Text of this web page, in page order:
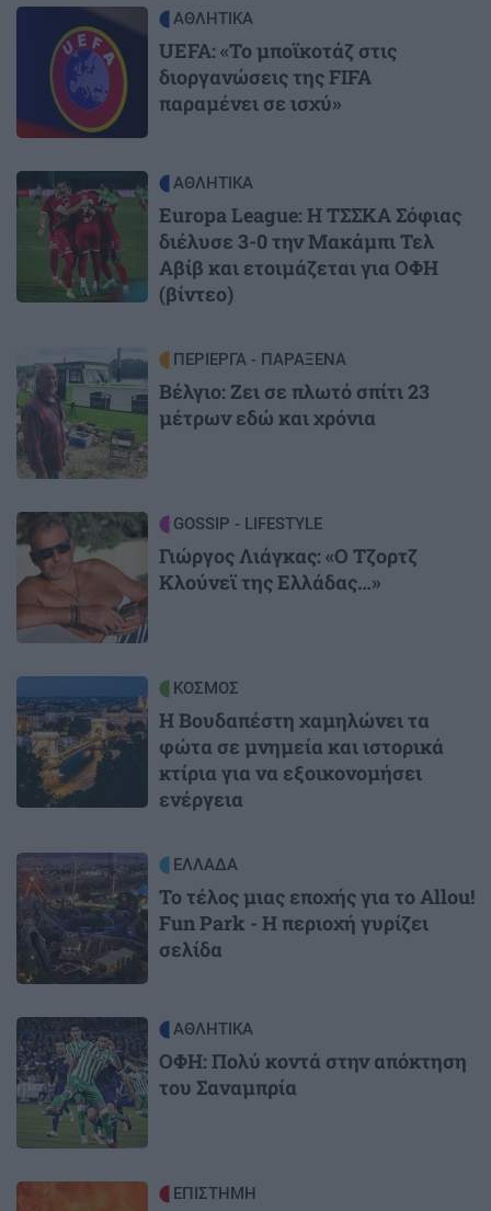
ΑΘΛΗΤΙΚΑ
UEFA: «Το μποϊκοτάζ στις
διοργανώσεις της FIFA
παραμένει σε ισχύ»
Image ΑΘΛΗΤΙΚΑ
Europa League: Η ΤΣΣΚΑ Σόφιας
διέλυσε 3-0 την Μακάμπι Τελ
Αβίβ και ετοιμάζεται για ΟΦΗ
(βίντεο)
Image ΠΕΡΙΕΡΓΑ - ΠΑΡΑΞΕΝΑ
Βέλγιο: Ζει σε πλωτό σπίτι 23
μέτρων εδώ και χρόνια
Image GOSSIP - LIFESTYLE
Γιώργος Λιάγκας: «Ο Τζορτζ
Κλούνεϊ της Ελλάδας…»
ΚΟΣΜΟΣ
Η Βουδαπέστη χαμηλώνει τα
φώτα σε μνημεία και ιστορικά
κτίρια για να εξοικονομήσει
ενέργεια
Image ΕΛΛΑΔΑ
Το τέλος μιας εποχής για το Allou!
Fun Park - Η περιοχή γυρίζει
σελίδα
Image ΑΘΛΗΤΙΚΑ
ΟΦΗ: Πολύ κοντά στην απόκτηση
του Σαναμπρία
ΕΠΙΣΤΗΜΗ